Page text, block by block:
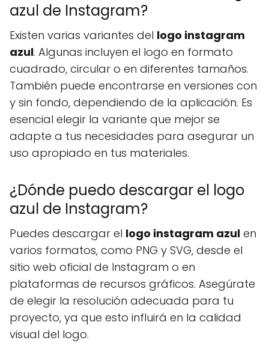
azul de Instagram?
Existen varias variantes del logo instagram
azul. Algunas incluyen el logo en formato
cuadrado, circular o en diferentes tamaños.
También puede encontrarse en versiones con
y sin fondo, dependiendo de la aplicación. Es
esencial elegir la variante que mejor se
adapte a tus necesidades para asegurar un
uso apropiado en tus materiales.
¿Dónde puedo descargar el logo
azul de Instagram?
Puedes descargar el logo instagram azul en
varios formatos, como PNG y SVG, desde el
sitio web oficial de Instagram o en
plataformas de recursos gráficos. Asegúrate
de elegir la resolución adecuada para tu
proyecto, ya que esto influirá en la calidad
visual del logo.